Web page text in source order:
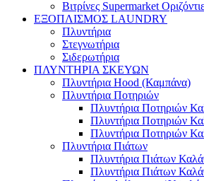
Βιτρίνες Supermarket
ΕΞΟΠΛΙΣΜΟΣ LAUNDRY
Πλυντήρια
Στεγνωτήρια
Σιδερωτήρια
ΠΛΥΝΤΗΡΙΑ ΣΚΕΥΩΝ
Πλυντήρια Hood (Καμπάνα)
Πλυντήρια Ποτηριών
Πλυντήρια Ποτηριών
Πλυντήρια Ποτηριών
Πλυντήρια Ποτηριών
Πλυντήρια Πιάτων
Πλυντήρια Πιάτων
Πλυντήρια Πιάτων